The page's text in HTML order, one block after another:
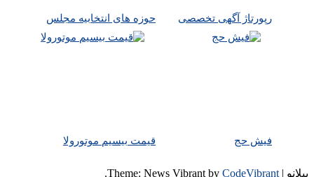
رپورتاژ آگهی تخصصی حوزه های انتخابیه مجلس
فیش حج قیمت بیسیم موتورولا
پیلانو |
Theme: News Vibrant by CodeVibrant
.